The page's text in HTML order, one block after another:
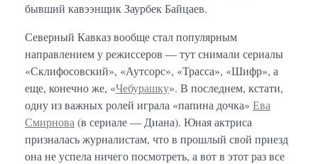
бывший кавээнщик Заурбек Байцаев.
Северный Кавказ вообще стал популярным
направлением у режиссеров — тут снимали сериалы
«Склифосовский», «Аутсорс», «Трасса», «Шифр», а
еще, конечно же, «Чебурашку». В последнем, кстати,
одну из важных ролей играла «папина дочка» Ева
Смирнова (в сериале — Диана). Юная актриса
призналась журналистам, что в прошлый свой приезд
она не успела ничего посмотреть, а вот в этот раз все